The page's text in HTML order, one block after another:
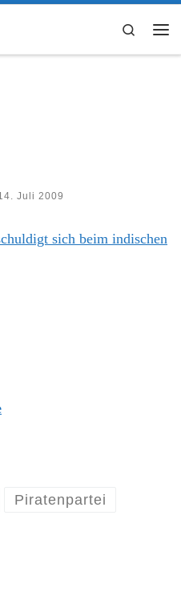
Search
Juli 2009
sich beim indischen
Piratenpartei